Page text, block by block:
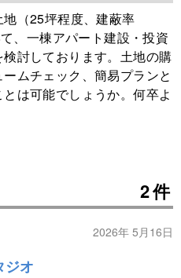
（25坪程度、建蔽率
、一棟アパート建設・投資
検討しております。土地の購
ムチェック、簡易プランと
は可能でしょうか。何卒よ
2件
2026年 5月16日
ジオ